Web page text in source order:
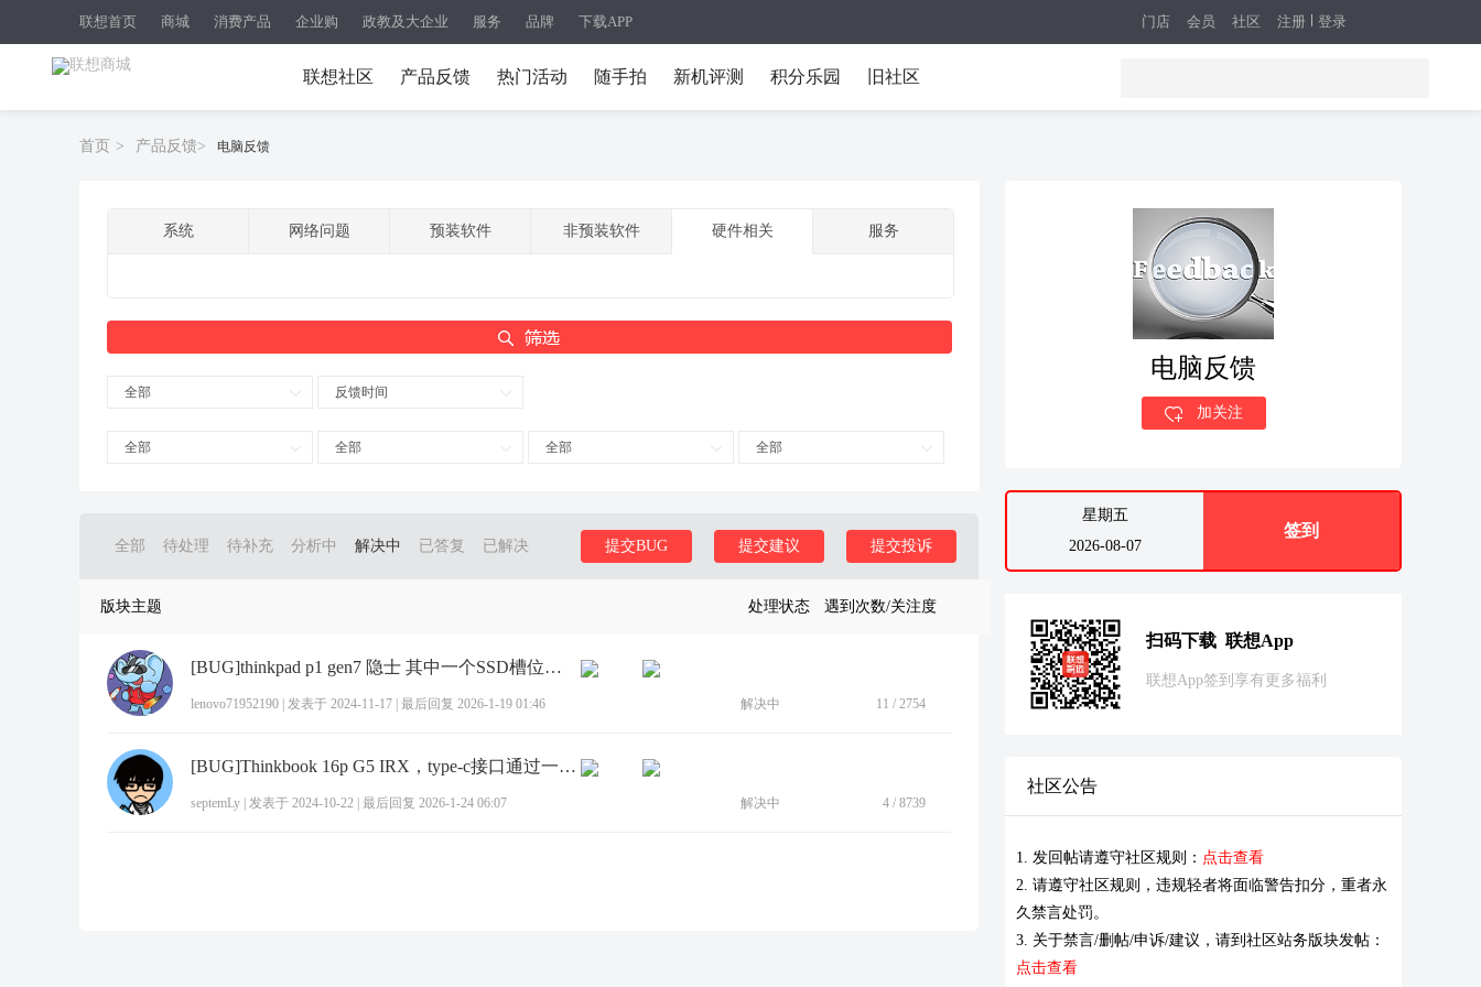
联想首页 商城 消费产品 企业购 政教及大企业 服务 品牌 下载APP 注册 登录
门店 会员 社区
联想社区 产品反馈 热门活动 随手拍 新机评测 积分乐园 旧社区
首页 > 产品反馈> 电脑反馈
系统 网络问题 预装软件 非预装软件 硬件相关 服务
全部 反馈时间
全部 全部 全部 全部
全部 待处理 待补充 分析中 解决中 已答复 已解决 提交投诉
提交建议
提交BUG
版块主题 处理状态 遇到次数/关注度
[BUG]thinkpad p1 gen7 隐士 其中一个SSD槽位只能跑 pcie 4.0x2
lenovo71952190 发表于 2024-11-17 最后回复 2026-1-19 01:46 解决中 11 / 2754
[BUG]Thinkbook 16p G5 IRX，type-c接口通过一线通连接便携屏无信号
septemLy 发表于 2024-10-22 最后回复 2026-1-24 06:07 解决中 4 / 8739
电脑反馈
加关注
星期五
2026-08-07
签到
扫码下载 联想App
联想App签到享有更多福利
社区公告
1. 发回帖请遵守社区规则： 点击查看
2. 请遵守社区规则，违规轻者将面临警告扣分，重者永
久禁言处罚。
3. 关于禁言/删帖/申诉/建议，请到社区站务版块发帖：
点击查看